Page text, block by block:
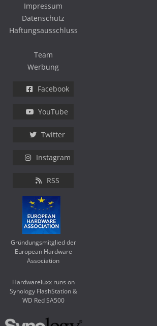
Impressum
Datenschutz
Haftungsausschluss
Team
Werbung
Facebook
YouTube
Twitter
Instagram
RSS
Gründungsmitglied der
European Hardware
Association
Hardwareluxx runs on
Synology FlashStation &
WD Red SA500